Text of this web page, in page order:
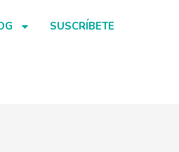
SUSCRÍBETE